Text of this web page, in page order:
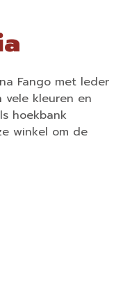
Fango met leder
vele kleuren en
hoekbank
winkel om de